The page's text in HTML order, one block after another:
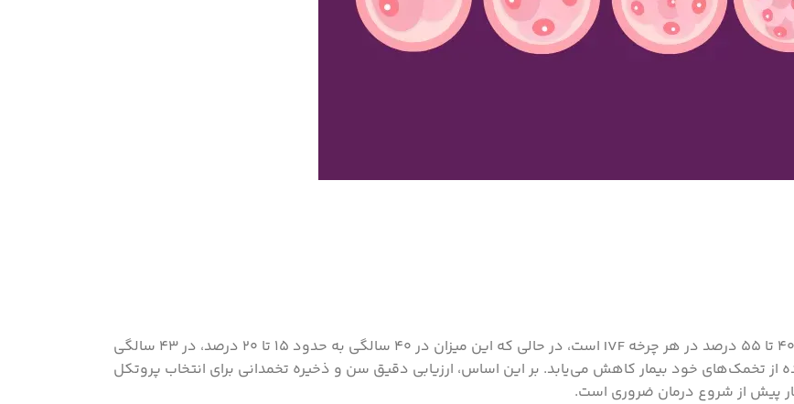
داده‌های بالینی نشان می‌دهد نرخ تولد زنده در زنان زیر ۳۵ سال حدود ۴۰ تا ۵۵ درصد در هر چرخه IVF است، در حالی که این میزان در ۴۰ سالگی به حدود ۱۵ تا ۲۰ درصد، در ۴۳ سالگی
۴۵ سال و بالاتر به کمتر از ۱ درصد با استفاده از تخمک‌های خود بیمار کاهش می‌یابد. بر این اساس، ارزیابی دقیق سن و ذخیره تخمدانی برای انتخاب پروتکل
پیش از شروع درمان ضروری است.